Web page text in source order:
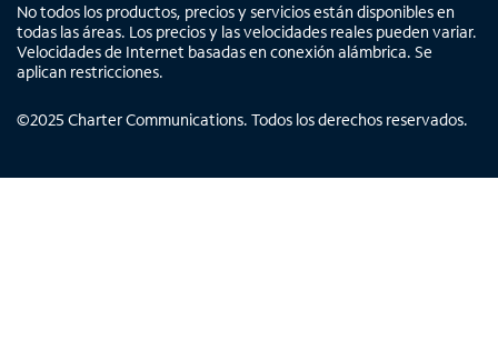
No todos los productos, precios y servicios están disponibles en
todas las áreas. Los precios y las velocidades reales pueden variar.
Velocidades de Internet basadas en conexión alámbrica. Se
aplican restricciones.
©2025 Charter Communications. Todos los derechos reservados.